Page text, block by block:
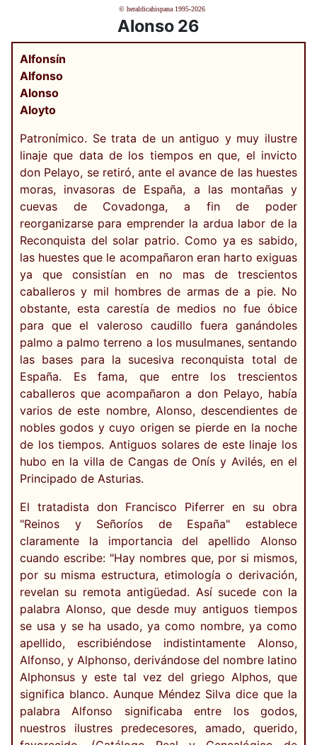
© heraldicahispana 1995-2026
Alonso 26
Alfonsín
Alfonso
Alonso
Aloyto
Patronímico. Se trata de un antiguo y muy ilustre
linaje que data de los tiempos en que, el invicto
don Pelayo, se retiró, ante el avance de las huestes
moras, invasoras de España, a las montañas y
cuevas de Covadonga, a fin de poder
reorganizarse para emprender la ardua labor de la
Reconquista del solar patrio. Como ya es sabido,
las huestes que le acompañaron eran harto exiguas
ya que consistían en no mas de trescientos
caballeros y mil hombres de armas de a pie. No
obstante, esta carestía de medios no fue óbice
para que el valeroso caudillo fuera ganándoles
palmo a palmo terreno a los musulmanes, sentando
las bases para la sucesiva reconquista total de
España. Es fama, que entre los trescientos
caballeros que acompañaron a don Pelayo, había
varios de este nombre, Alonso, descendientes de
nobles godos y cuyo origen se pierde en la noche
de los tiempos. Antiguos solares de este linaje los
hubo en la villa de Cangas de Onís y Avilés, en el
Principado de Asturias.
El tratadista don Francisco Piferrer en su obra
"Reinos y Señoríos de España" establece
claramente la importancia del apellido Alonso
cuando escribe: "Hay nombres que, por si mismos,
por su misma estructura, etimología o derivación,
revelan su remota antigüedad. Así sucede con la
palabra Alonso, que desde muy antiguos tiempos
se usa y se ha usado, ya como nombre, ya como
apellido, escribiéndose indistintamente Alonso,
Alfonso, y Alphonso, derivándose del nombre latino
Alphonsus y este tal vez del griego Alphos, que
significa blanco. Aunque Méndez Silva dice que la
palabra Alfonso significaba entre los godos,
nuestros ilustres predecesores, amado, querido,